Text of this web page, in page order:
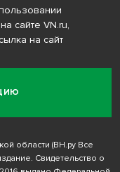
сайте VN.ru,
на сайт
области (ВН.ру Все
Свидетельство о